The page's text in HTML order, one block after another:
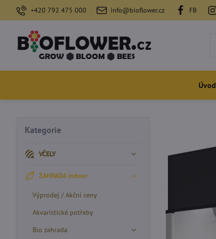
+420 792 475 000 info@bioflower.cz FB
Úvod
Kategorie
VČELY
ZAHRADA indoor
Výprodej / Akční ceny
Akvaristické potřeby
Bio zahrada